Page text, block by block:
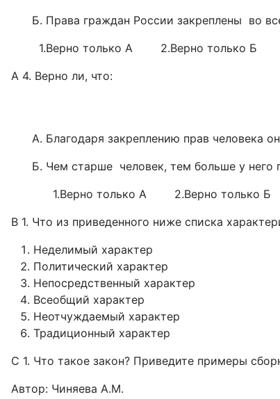
Б. Права граждан России закреплены во
1.Верно только А 2.Верно только Б
А 4. Верно ли, что:
А. Благодаря закреплению прав человека
Б. Чем старше человек, тем больше у него
1.Верно только А 2.Верно только Б
В 1. Что из приведенного ниже списка
Неделимый характер
Политический характер
Непосредственный характер
Всеобщий характер
Неотчуждаемый характер
Традиционный характер
С 1. Что такое закон? Приведите примеры
Автор: Чиняева А.М.